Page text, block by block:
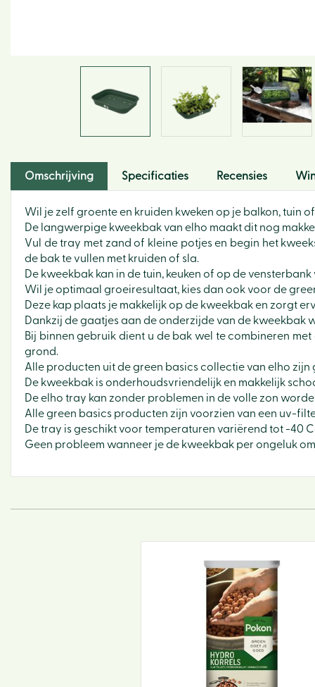
Omschrijving Specificaties Recensies
Wil je zelf groente en kruiden kweken op je balkon, tuin
De langwerpige kweekbak van elho maakt dit nog
Vul de tray met zand of kleine potjes en begin het
de bak te vullen met kruiden of sla.
De kweekbak kan in de tuin, keuken of op de
Wil je optimaal groeiresultaat, kies dan ook voor de
Deze kap plaats je makkelijk op de kweekbak en zorgt
Dankzij de gaatjes aan de onderzijde van de
Bij binnen gebruik dient u de bak wel te combineren
grond.
Alle producten uit de green basics collectie van elho
De kweekbak is onderhoudsvriendelijk en makkelijk
De elho tray kan zonder problemen in de volle zon
Alle green basics producten zijn voorzien van een uv-
De tray is geschikt voor temperaturen variërend tot -40
Geen probleem wanneer je de kweekbak per ongeluk